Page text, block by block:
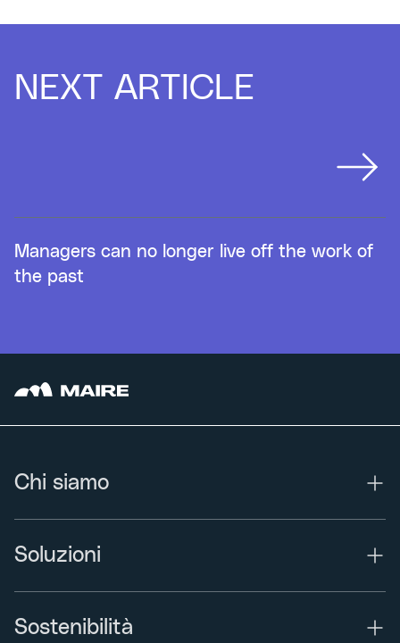
NEXT ARTICLE
Managers can no longer live off the work of
the past
Chi siamo
Soluzioni
Sostenibilità